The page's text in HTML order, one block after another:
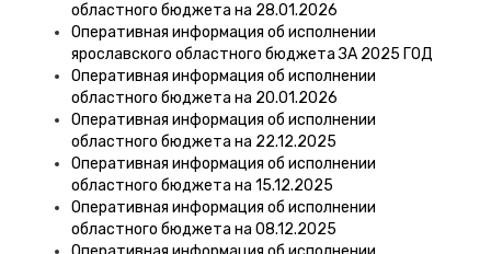
областного бюджета на 28.01.2026
Оперативная информация об исполнении
ярославского областного бюджета ЗА 2025 ГОД
Оперативная информация об исполнении
областного бюджета на 20.01.2026
Оперативная информация об исполнении
областного бюджета на 22.12.2025
Оперативная информация об исполнении
областного бюджета на 15.12.2025
Оперативная информация об исполнении
областного бюджета на 08.12.2025